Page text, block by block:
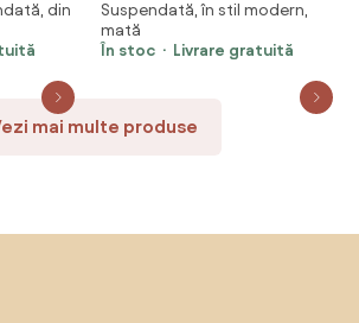
cm
din
perete 6 pcs Lemn Vechi Lemn
compozit
Suspendată, în stil modern,
mată
În stoc
Livrare gratuită
mai multe produse